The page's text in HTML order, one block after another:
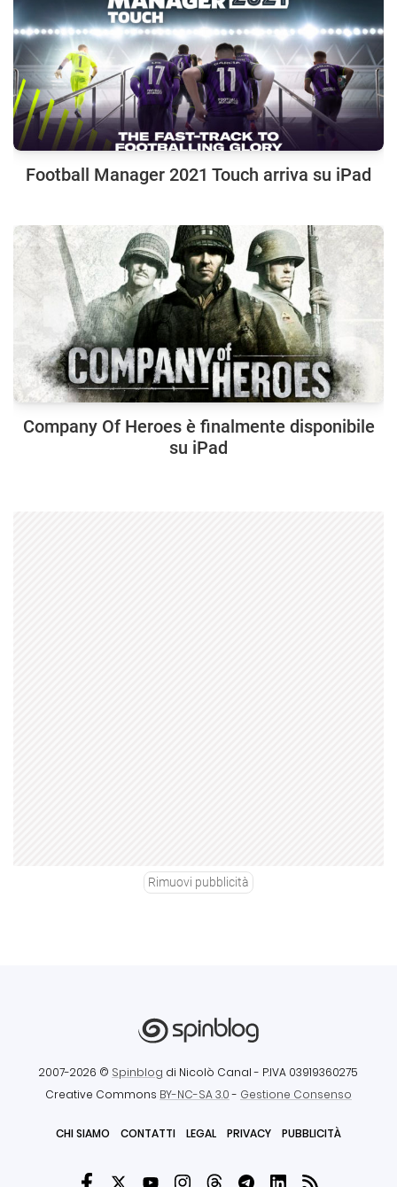
Football Manager 2021 Touch arriva su iPad
Company Of Heroes è finalmente disponibile
su iPad
Rimuovi pubblicità
2007-2026 © Spinblog di Nicolò Canal - P.IVA 03919360275
Creative Commons BY-NC-SA 3.0- Gestione Consenso
CHI SIAMO CONTATTI LEGAL PRIVACY PUBBLICITÀ